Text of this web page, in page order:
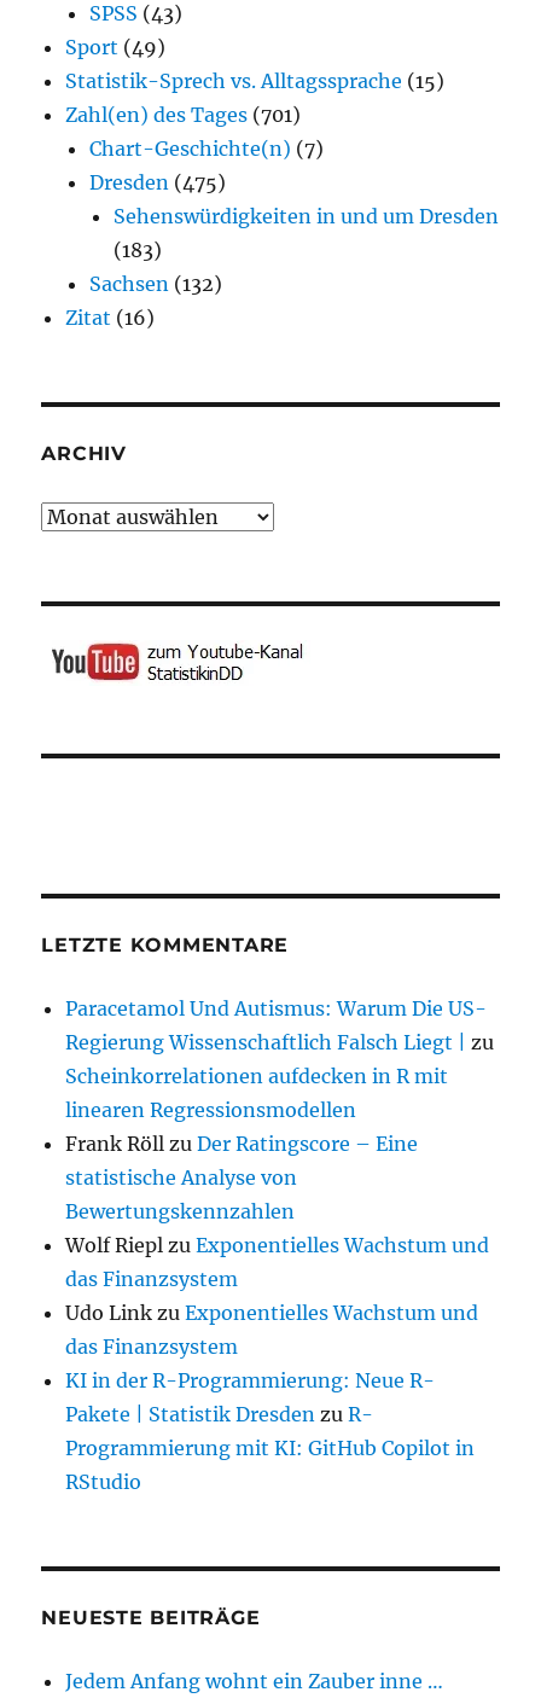
SPSS (43)
Sport (49)
Statistik-Sprech vs. Alltagssprache (15)
Zahl(en) des Tages (701)
Chart-Geschichte(n) (7)
Dresden (475)
Sehenswürdigkeiten in und um Dresden
(183)
Sachsen (132)
Zitat (16)
ARCHIV
Archiv
LETZTE KOMMENTARE
Paracetamol Und Autismus: Warum Die US-
Regierung Wissenschaftlich Falsch Liegt |
zu
Scheinkorrelationen aufdecken in R mit
linearen Regressionsmodellen
Frank Röll zuDer Ratingscore – Eine
statistische Analyse von
Bewertungskennzahlen
Wolf Riepl zuExponentielles Wachstum und
das Finanzsystem
Udo Link zuExponentielles Wachstum und
das Finanzsystem
KI in der R-Programmierung: Neue R-
Pakete | Statistik Dresden zuR-
Programmierung mit KI: GitHub Copilot in
RStudio
NEUESTE BEITRÄGE
Jedem Anfang wohnt ein Zauber inne …